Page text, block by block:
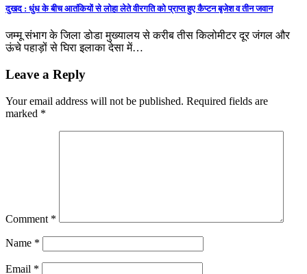
दुखद : धुंध के बीच आतंकियों से लोहा लेते वीरगति को प्राप्त हुए कैप्टन बृजेश व तीन जवान
जम्मू संभाग के जिला डोडा मुख्यालय से करीब तीस किलोमीटर दूर जंगल और
ऊंचे पहाड़ों से घिरा इलाका देसा में…
Leave a Reply
Your email address will not be published. Required fields are
marked *
Comment *
Name *
Email *